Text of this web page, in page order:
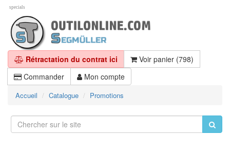
specials
Rétractation du contrat ici
Voir panier (798)
Commander
Mon compte
Accueil Catalogue Promotions